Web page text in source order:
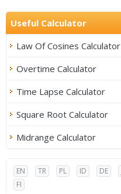
Useful Calculator
Law Of Cosines Calculator
Overtime Calculator
Time Lapse Calculator
Square Root Calculator
Midrange Calculator
EN TR PL ID DE
FI